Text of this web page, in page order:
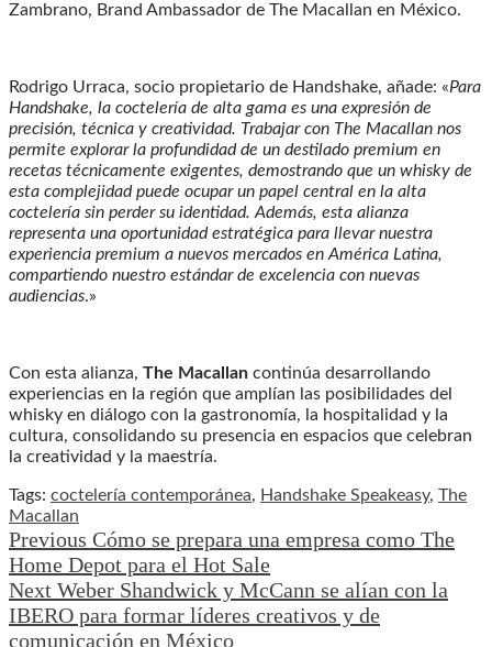
Zambrano, Brand Ambassador de The Macallan en México.
Rodrigo Urraca, socio propietario de Handshake, añade: «Para
Handshake, la coctelería de alta gama es una expresión de
precisión, técnica y creatividad. Trabajar con The Macallan nos
permite explorar la profundidad de un destilado premium en
recetas técnicamente exigentes, demostrando que un whisky de
esta complejidad puede ocupar un papel central en la alta
coctelería sin perder su identidad. Además, esta alianza
representa una oportunidad estratégica para llevar nuestra
experiencia premium a nuevos mercados en América Latina,
compartiendo nuestro estándar de excelencia con nuevas
audiencias.»
Con esta alianza, The Macallan continúa desarrollando
experiencias en la región que amplían las posibilidades del
whisky en diálogo con la gastronomía, la hospitalidad y la
cultura, consolidando su presencia en espacios que celebran
la creatividad y la maestría.
Tags: coctelería contemporánea, Handshake Speakeasy, The
Macallan
Continue
Reading
Previous Cómo se prepara una empresa como The
Home Depot para el Hot Sale
Next Weber Shandwick y McCann se alían con la
IBERO para formar líderes creativos y de
comunicación en México